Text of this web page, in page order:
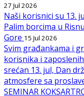
27 Jul 2026
Naši korisnici su 13.
Palim borcima u
Gore 15 Jul 2026
Svim građankama i
korisnika i
srećan 13. jul, Dan
atmosfere sa
SEMINAR